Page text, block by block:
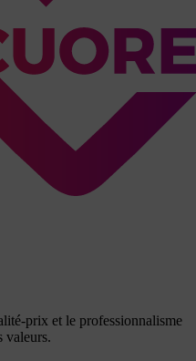
prix et le professionnalisme
valeurs.